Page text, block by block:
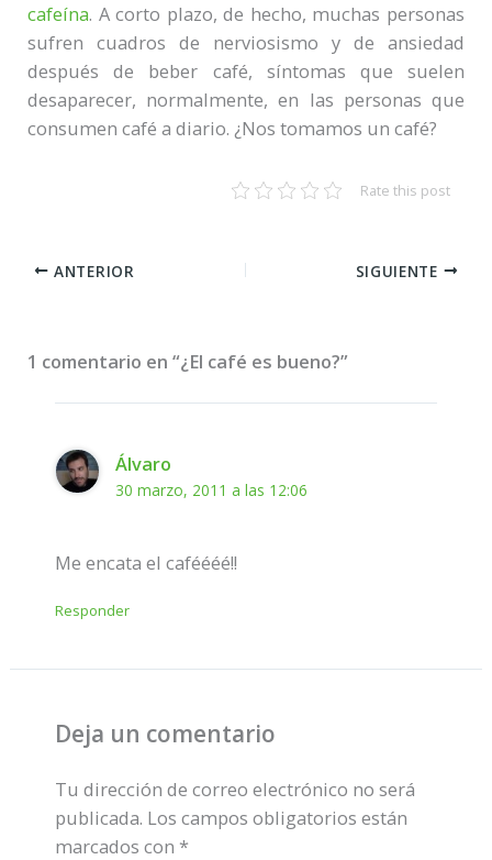
cafeína. A corto plazo, de hecho, muchas personas
sufren cuadros de nerviosismo y de ansiedad
después de beber café, síntomas que suelen
desaparecer, normalmente, en las personas que
consumen café a diario. ¿Nos tomamos un café?
Rate this post
ANTERIOR SIGUIENTE
1 comentario en “¿El café es bueno?”
Álvaro
30 marzo, 2011 a las 12:06
Me encata el caféééé!!
Responder
Deja un comentario
Tu dirección de correo electrónico no será
publicada. Los campos obligatorios están
marcados con *